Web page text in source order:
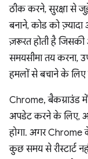
ठीक करने, सुरक्षा से
बनाने, कोड को
ज़रूरत होती है
समयसीमा तय करना,
हमलों से बचाने के लिए
Chrome, बैकग्राउंड
अपडेट करने के लिए,
होगा. अगर
कुछ समय से रीस्टार्ट